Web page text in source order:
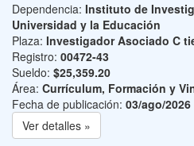
Dependencia: Instituto de
Universidad y la Educación
Plaza: Investigador Asociado C
Registro: 00472-43
Sueldo: $25,359.20
Área: Currículum, Formación y
Fecha de publicación: 03/ago/2026
Ver detalles »